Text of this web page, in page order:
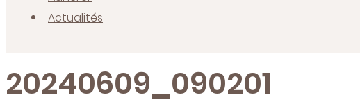
Actualités
20240609_090201